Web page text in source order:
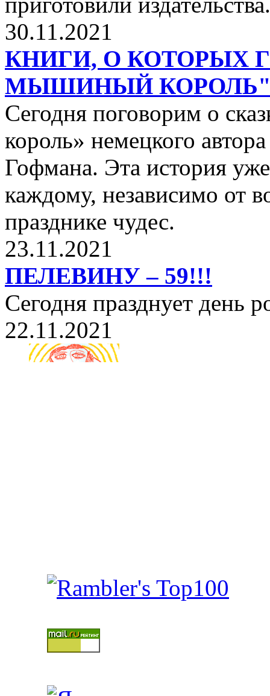
30.11.2021
КНИГИ, О КОТОРЫХ
МЫШИНЫЙ
Сегодня поговорим о
король» немецкого
Гофмана. Эта история
каждому, независимо от
празднике чудес.
23.11.2021
ПЕЛЕВИНУ – 59!!!
Сегодня празднует день
22.11.2021